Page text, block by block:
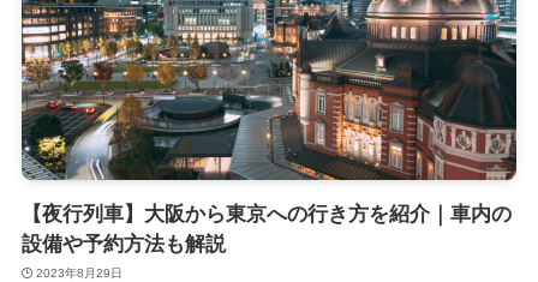
【夜行列車】大阪から東京への行き方を紹介｜車内の
設備や予約方法も解説
2023年8月29日